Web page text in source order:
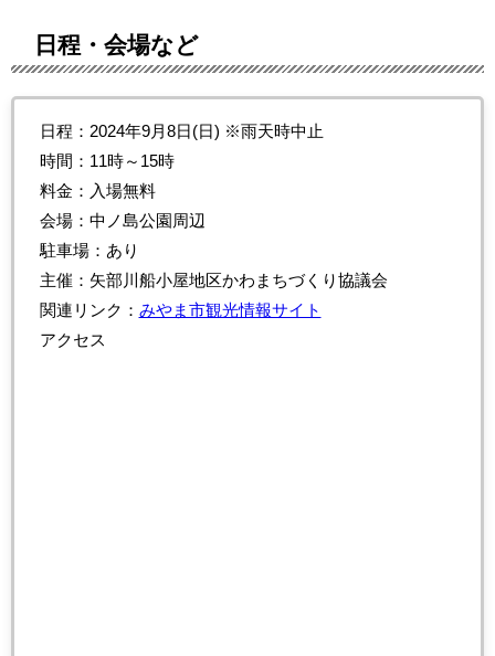
日程・会場など
日程：2024年9月8日(日) ※雨天時中止
時間：11時～15時
料金：入場無料
会場：中ノ島公園周辺
駐車場：あり
主催：矢部川船小屋地区かわまちづくり協議会
関連リンク： みやま市観光情報サイト
アクセス